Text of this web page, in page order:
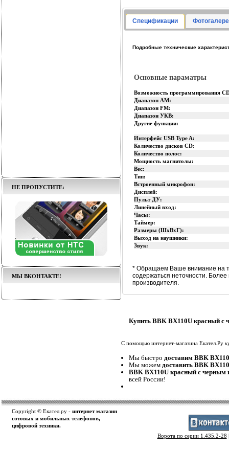
НЕ ПРОПУСТИТЕ:
МЫ ВКОНТАКТЕ!
Спецификации
Подробные технические
Основные параматры
Возможность программирования
Диапазон AM:
Диапазон FM:
Диапазон УКВ:
Другие функции:
Интерфейс USB Type A:
Количество дисков CD:
Количество полос:
Мощность магнитолы:
Вес:
Тип:
Встроенный микрофон:
Дисплей:
Пульт ДУ:
Линейный вход:
Часы:
Таймер:
Размеры (ШхВхГ):
Выход на наушники:
Звук:
* Обращаем Ваше внимание на
содержаться неточности.
производителя.
Купить BBK BX110U красный с
С помощью интернет-магазина Екател.Ру
Мы быстро доставим BBK
Мы можем доставить BBK
BBK BX110U красный с черным
всей России!
Copyright © Екател.ру - интернет магазин
сотовых и мобильных телефонов,
цифровой техники.
Ворота по серии 1.435.2-28